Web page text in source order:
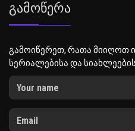
Გამოწერა
გამოიწერეთ, რათა მიიღოთ
სერიალებისა და სიახლეების